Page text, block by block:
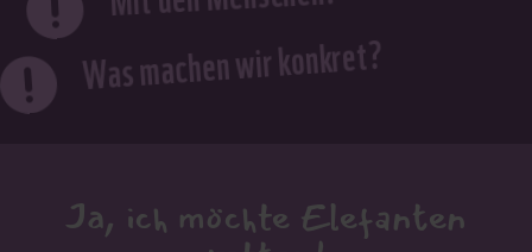
Was machen wir konkret?
Ja, ich möchte Elefanten